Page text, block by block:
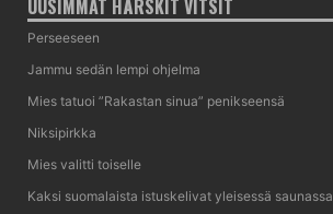
UUSIMMAT HÄRSKIT VITSIT
Perseeseen
Jammu sedän lempi ohjelma
Mies tatuoi ”Rakastan sinua” penikseensä
Niksipirkka
Mies valitti toiselle
Kaksi suomalaista istuskelivat yleisessä saunassa